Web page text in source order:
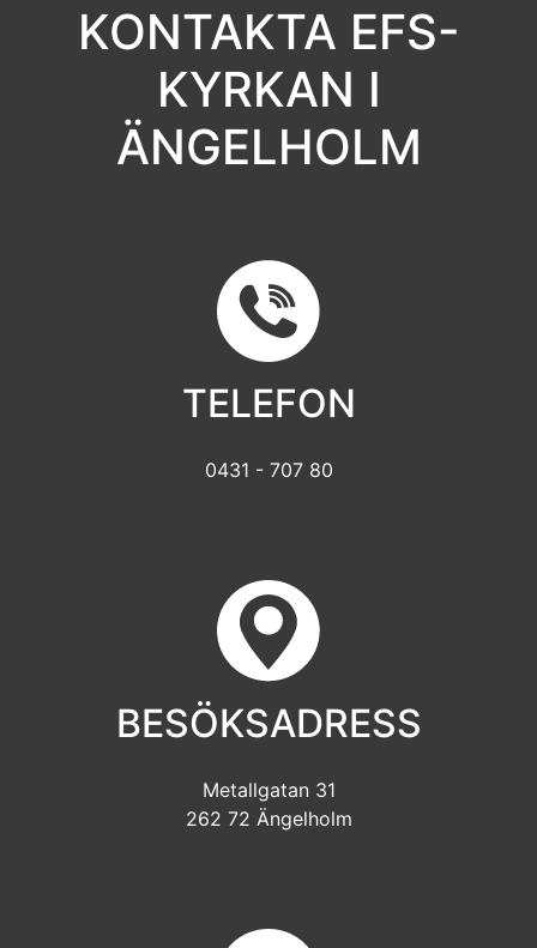
KONTAKTA EFS-
KYRKAN I
ÄNGELHOLM
TELEFON
0431 - 707 80
BESÖKSADRESS
Metallgatan 31
262 72 Ängelholm